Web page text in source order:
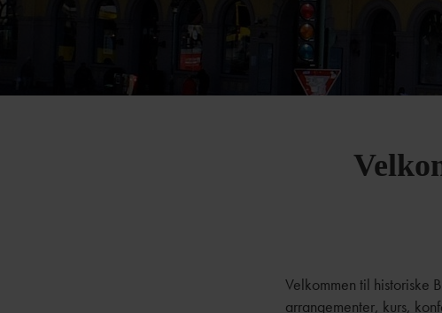
Velkommen til historiske
arrangementer, kurs,